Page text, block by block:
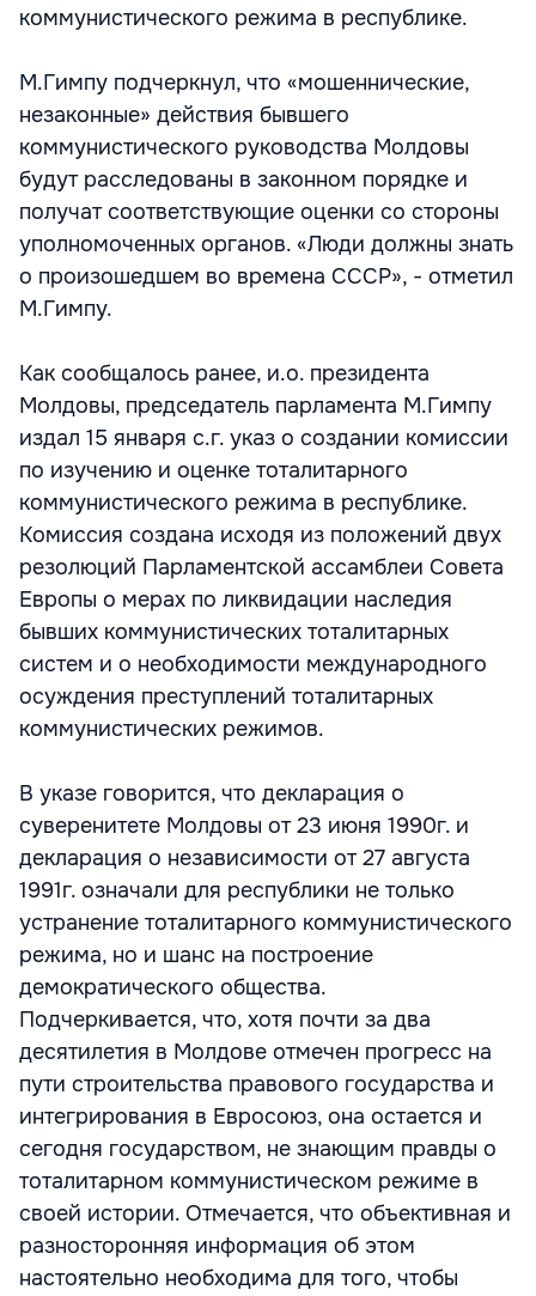
коммунистического режима в республике.
М.Гимпу подчеркнул, что «мошеннические,
незаконные» действия бывшего
коммунистического руководства Молдовы
будут расследованы в законном порядке и
получат соответствующие оценки со стороны
уполномоченных органов. «Люди должны знать
о произошедшем во времена СССР», - отметил
М.Гимпу.
Как сообщалось ранее, и.о. президента
Молдовы, председатель парламента М.Гимпу
издал 15 января с.г. указ о создании комиссии
по изучению и оценке тоталитарного
коммунистического режима в республике.
Комиссия создана исходя из положений двух
резолюций Парламентской ассамблеи Совета
Европы о мерах по ликвидации наследия
бывших коммунистических тоталитарных
систем и о необходимости международного
осуждения преступлений тоталитарных
коммунистических режимов.
В указе говорится, что декларация о
суверенитете Молдовы от 23 июня 1990г. и
декларация о независимости от 27 августа
1991г. означали для республики не только
устранение тоталитарного коммунистического
режима, но и шанс на построение
демократического общества.
Подчеркивается, что, хотя почти за два
десятилетия в Молдове отмечен прогресс на
пути строительства правового государства и
интегрирования в Евросоюз, она остается и
сегодня государством, не знающим правды о
тоталитарном коммунистическом режиме в
своей истории. Отмечается, что объективная и
разносторонняя информация об этом
настоятельно необходима для того, чтобы